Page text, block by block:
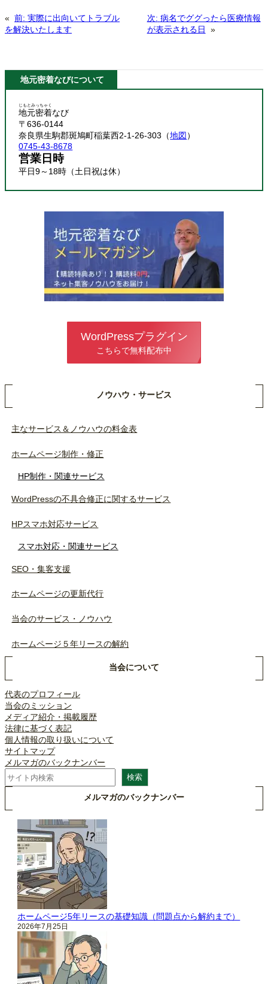
« 前: 実際に出向いてトラブル
を解決いたします
次: 病名でググったら医療情報
が表示される日
»
地元密着なびについて
地元密着
じもとみっちゃく
なび
〒636-0144
奈良県生駒郡斑鳩町稲葉西2-1-26-303（地図）
0745-43-8678
営業日時
平日9～18時（土日祝は休）
WordPressプラグイン
こちらで無料配布中
ノウハウ・サービス
主なサービス＆ノウハウの料金表
ホームページ制作・修正
HP制作・関連サービス
WordPressの不具合修正に関するサービス
HPスマホ対応サービス
スマホ対応・関連サービス
SEO・集客支援
ホームページの更新代行
当会のサービス・ノウハウ
ホームページ５年リースの解約
当会について
代表のプロフィール
当会のミッション
メディア紹介・掲載履歴
法律に基づく表記
個人情報の取り扱いについて
サイトマップ
メルマガのバックナンバー
検
索
検索
メルマガのバックナンバー
ホームページ5年リースの基礎知識（問題点から解約まで）
2026年7月25日